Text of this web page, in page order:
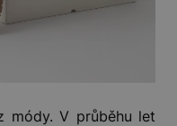
módy. V průběhu let